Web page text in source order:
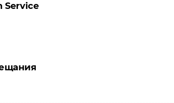
Service